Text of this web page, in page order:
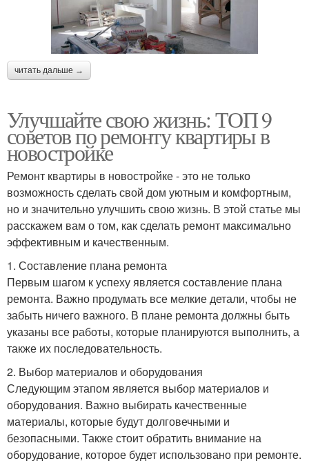
читать дальше →
Улучшайте свою жизнь: ТОП 9
советов по ремонту квартиры в
новостройке
Ремонт квартиры в новостройке - это не только
возможность сделать свой дом уютным и комфортным,
но и значительно улучшить свою жизнь. В этой статье мы
расскажем вам о том, как сделать ремонт максимально
эффективным и качественным.
1. Составление плана ремонта
Первым шагом к успеху является составление плана
ремонта. Важно продумать все мелкие детали, чтобы не
забыть ничего важного. В плане ремонта должны быть
указаны все работы, которые планируются выполнить, а
также их последовательность.
2. Выбор материалов и оборудования
Следующим этапом является выбор материалов и
оборудования. Важно выбирать качественные
материалы, которые будут долговечными и
безопасными. Также стоит обратить внимание на
оборудование, которое будет использовано при ремонте.